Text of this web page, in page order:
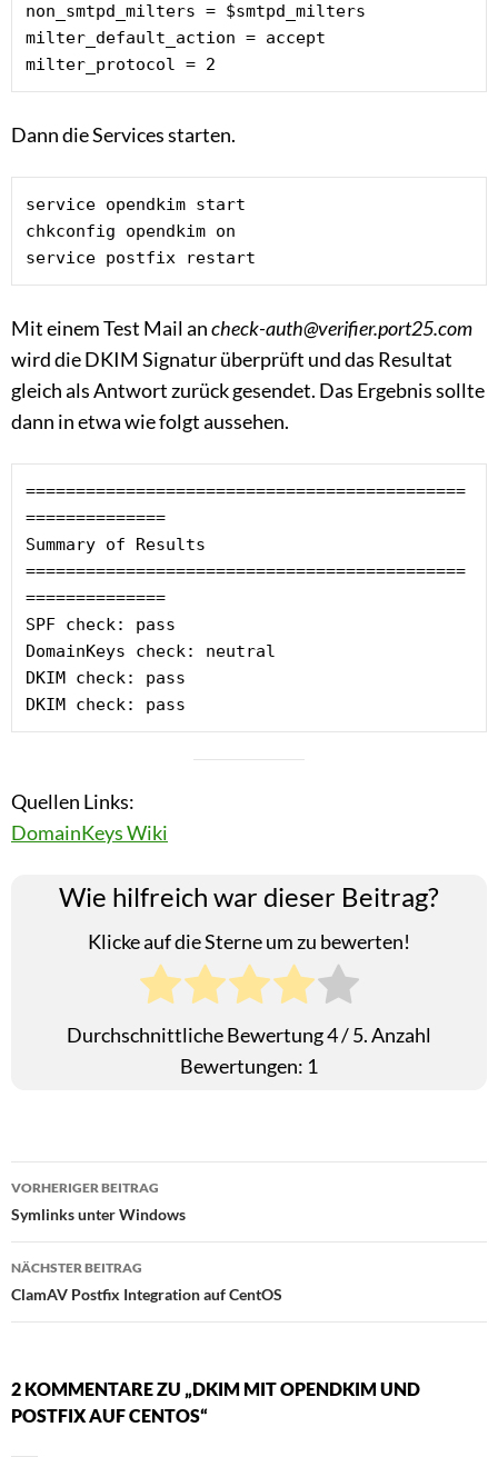
non_smtpd_milters = $smtpd_milters
milter_default_action = accept
milter_protocol = 2
Dann die Services starten.
service opendkim start
chkconfig opendkim on
service postfix restart
Mit einem Test Mail ancheck-auth@verifier.port25.com
wird die DKIM Signatur überprüft und das Resultat
gleich als Antwort zurück gesendet. Das Ergebnis sollte
dann in etwa wie folgt aussehen.
============================================
==============
Summary of Results
============================================
==============
SPF check: pass
DomainKeys check: neutral
DKIM check: pass
DKIM check: pass
Quellen Links:
DomainKeys Wiki
Wie hilfreich war dieser Beitrag?
Klicke auf die Sterne um zu bewerten!
Durchschnittliche Bewertung4/ 5. Anzahl
Bewertungen: 1
Beitragsnavigation
VORHERIGER BEITRAG
Symlinks unter Windows
NÄCHSTER BEITRAG
ClamAV Postfix Integration auf CentOS
2 KOMMENTARE ZU „DKIM MIT OPENDKIM UND
POSTFIX AUF CENTOS“